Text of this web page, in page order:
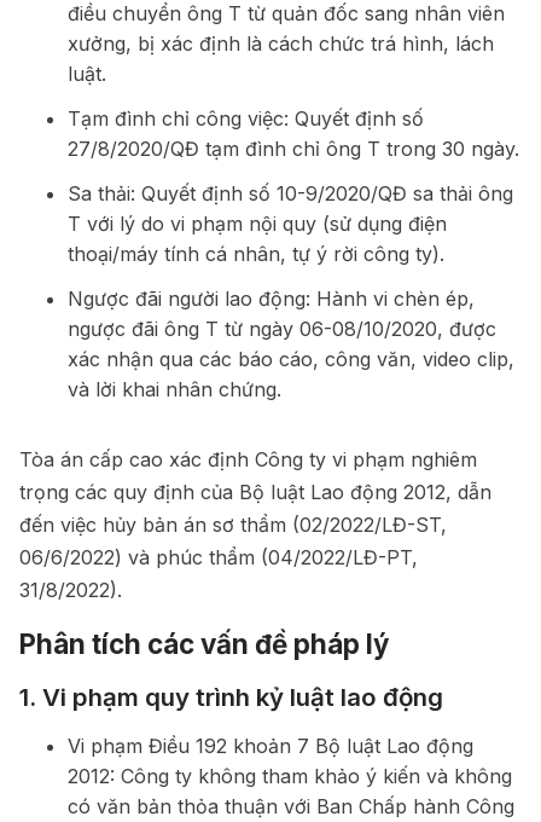
điều chuyển ông T từ quản đốc sang nhân viên
xưởng, bị xác định là cách chức trá hình, lách
luật.
Tạm đình chỉ công việc: Quyết định số
27/8/2020/QĐ tạm đình chỉ ông T trong 30 ngày.
Sa thải: Quyết định số 10-9/2020/QĐ sa thải ông
T với lý do vi phạm nội quy (sử dụng điện
thoại/máy tính cá nhân, tự ý rời công ty).
Ngược đãi người lao động: Hành vi chèn ép,
ngược đãi ông T từ ngày 06-08/10/2020, được
xác nhận qua các báo cáo, công văn, video clip,
và lời khai nhân chứng.
Tòa án cấp cao xác định Công ty vi phạm nghiêm
trọng các quy định của Bộ luật Lao động 2012, dẫn
đến việc hủy bản án sơ thẩm (02/2022/LĐ-ST,
06/6/2022) và phúc thẩm (04/2022/LĐ-PT,
31/8/2022).
Phân tích các vấn đề pháp lý
1. Vi phạm quy trình kỷ luật lao động
Vi phạm Điều 192 khoản 7 Bộ luật Lao động
2012: Công ty không tham khảo ý kiến và không
có văn bản thỏa thuận với Ban Chấp hành Công